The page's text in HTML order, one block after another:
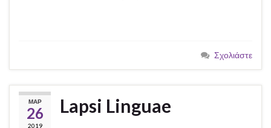
Σχολιάστε
ΜΑΡ
26
2019
Lapsi Linguae